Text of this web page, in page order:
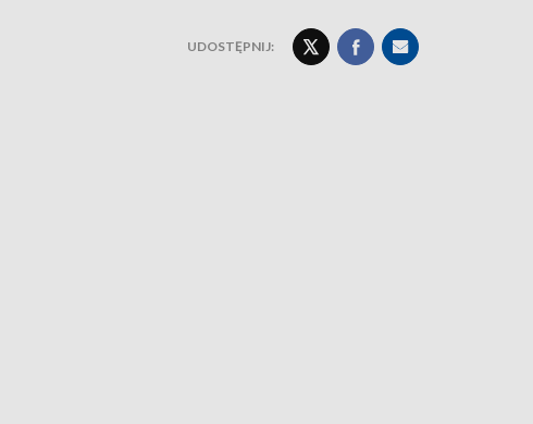
UDOSTĘPNIJ: